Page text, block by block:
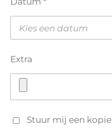
Extra
Stuur mij een kopie